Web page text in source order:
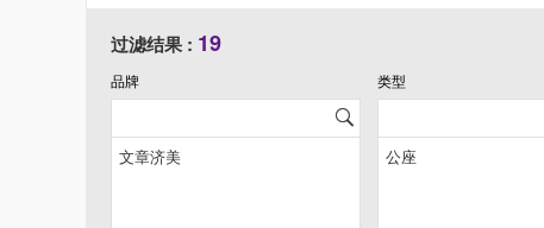
过滤结果 : 19
品牌 类型